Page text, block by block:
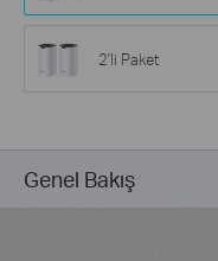
2'li Paket
Genel Bakış